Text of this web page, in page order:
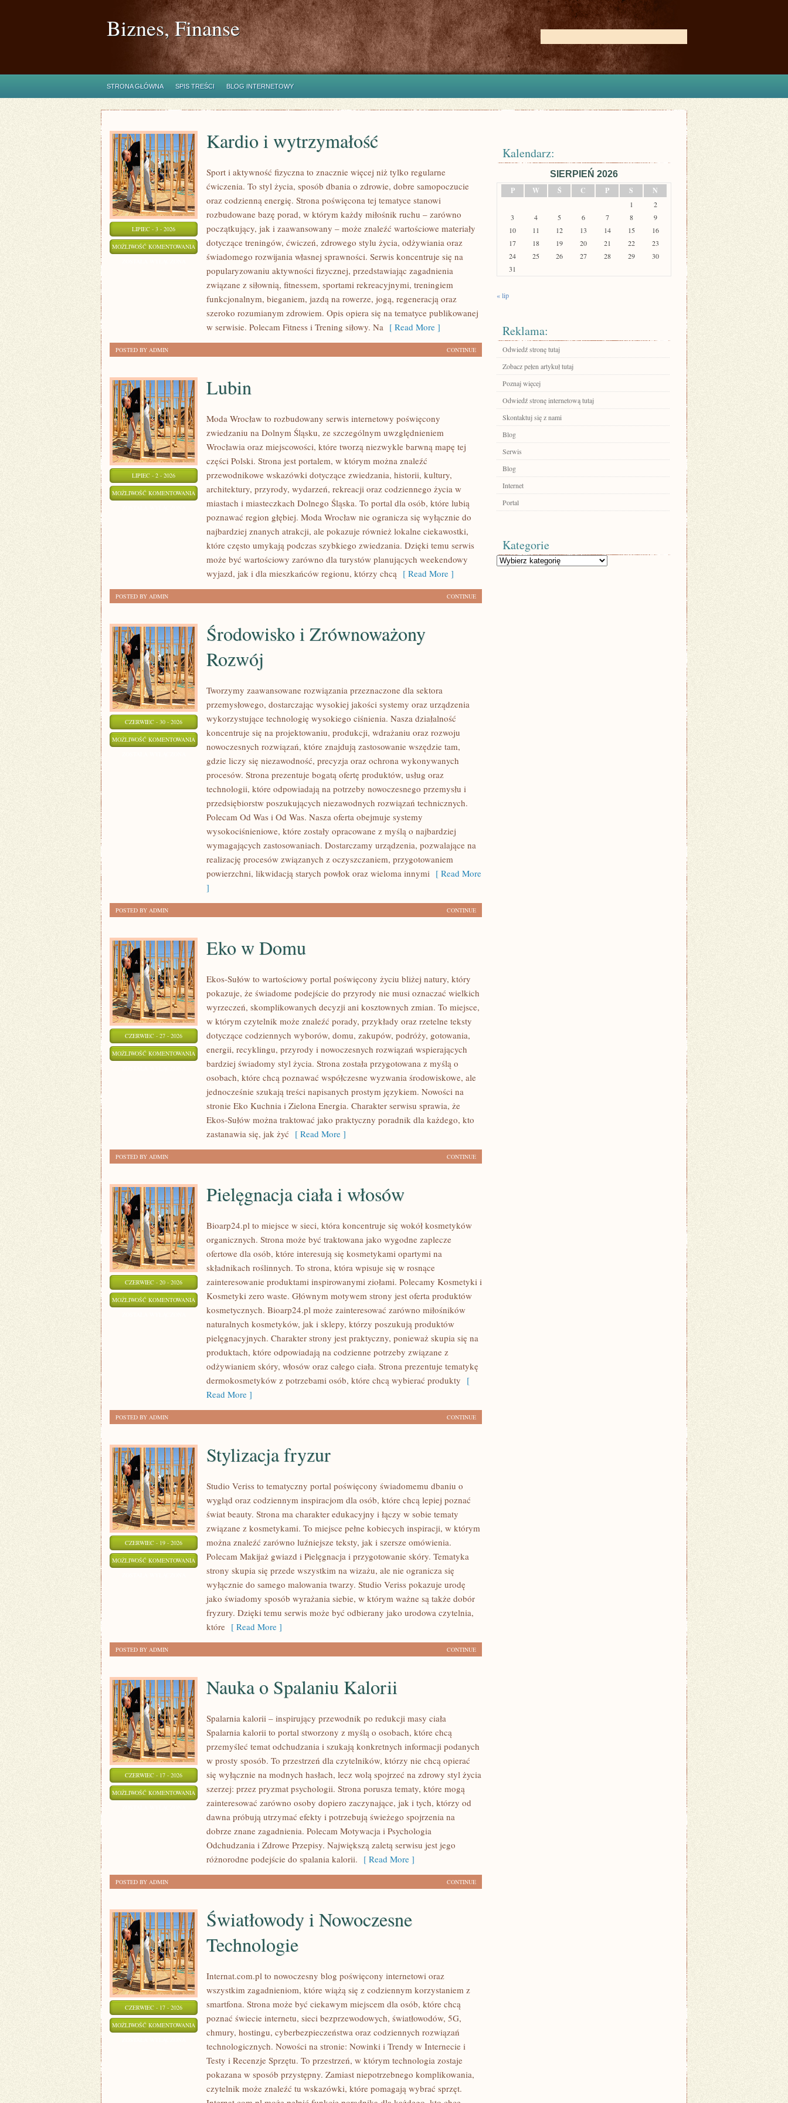
Biznes, Finanse
STRONA GŁÓWNA SPIS TREŚCI BLOG INTERNETOWY
LIPIEC - 3 - 2026
MOŻLIWOŚĆ KOMENTOWANIA KARDIO
WYTRZYMAŁOŚĆ
Kardio i wytrzymałość
Sport i aktywność fizyczna to znacznie więcej niż tylko regularne
ćwiczenia. To styl życia, sposób dbania o zdrowie, dobre samopoczucie
oraz codzienną energię. Strona poświęcona tej tematyce stanowi
rozbudowane bazę porad, w którym każdy miłośnik ruchu – zarówno
początkujący, jak i zaawansowany – może znaleźć wartościowe materiały
dotyczące treningów, ćwiczeń, zdrowego stylu życia, odżywiania oraz
świadomego rozwijania własnej sprawności. Serwis koncentruje się na
popularyzowaniu aktywności fizycznej, przedstawiając zagadnienia
związane z siłownią, fitnessem, sportami rekreacyjnymi, treningiem
funkcjonalnym, bieganiem, jazdą na rowerze, jogą, regeneracją oraz
szeroko rozumianym zdrowiem. Opis opiera się na tematyce publikowanej
w serwisie. Polecam Fitness i Trening siłowy. Na [ Read More ]
CONTINUE
POSTED BY ADMIN
LIPIEC - 2 - 2026
MOŻLIWOŚĆ KOMENTOWANIA LUBIN
Lubin
Moda Wrocław to rozbudowany serwis internetowy poświęcony
zwiedzaniu na Dolnym Śląsku, ze szczególnym uwzględnieniem
Wrocławia oraz miejscowości, które tworzą niezwykle barwną mapę tej
części Polski. Strona jest portalem, w którym można znaleźć
przewodnikowe wskazówki dotyczące zwiedzania, historii, kultury,
architektury, przyrody, wydarzeń, rekreacji oraz codziennego życia w
miastach i miasteczkach Dolnego Śląska. To portal dla osób, które lubią
poznawać region głębiej. Moda Wrocław nie ogranicza się wyłącznie do
najbardziej znanych atrakcji, ale pokazuje również lokalne ciekawostki,
które często umykają podczas szybkiego zwiedzania. Dzięki temu serwis
może być wartościowy zarówno dla turystów planujących weekendowy
wyjazd, jak i dla mieszkańców regionu, którzy chcą [ Read More ]
CONTINUE
POSTED BY ADMIN
CZERWIEC - 30 - 2026
MOŻLIWOŚĆ KOMENTOWANIA
ZRÓWNOWAŻONY
Środowisko i Zrównoważony
Rozwój
Tworzymy zaawansowane rozwiązania przeznaczone dla sektora
przemysłowego, dostarczając wysokiej jakości systemy oraz urządzenia
wykorzystujące technologię wysokiego ciśnienia. Nasza działalność
koncentruje się na projektowaniu, produkcji, wdrażaniu oraz rozwoju
nowoczesnych rozwiązań, które znajdują zastosowanie wszędzie tam,
gdzie liczy się niezawodność, precyzja oraz ochrona wykonywanych
procesów. Strona prezentuje bogatą ofertę produktów, usług oraz
technologii, które odpowiadają na potrzeby nowoczesnego przemysłu i
przedsiębiorstw poszukujących niezawodnych rozwiązań technicznych.
Polecam Od Was i Od Was. Nasza oferta obejmuje systemy
wysokociśnieniowe, które zostały opracowane z myślą o najbardziej
wymagających zastosowaniach. Dostarczamy urządzenia, pozwalające na
realizację procesów związanych z oczyszczaniem, przygotowaniem
powierzchni, likwidacją starych powłok oraz wieloma innymi [ Read More
]
CONTINUE
POSTED BY ADMIN
CZERWIEC - 27 - 2026
MOŻLIWOŚĆ KOMENTOWANIA
DOMU
Eko w Domu
Ekos-Sułów to wartościowy portal poświęcony życiu bliżej natury, który
pokazuje, że świadome podejście do przyrody nie musi oznaczać wielkich
wyrzeczeń, skomplikowanych decyzji ani kosztownych zmian. To miejsce,
w którym czytelnik może znaleźć porady, przykłady oraz rzetelne teksty
dotyczące codziennych wyborów, domu, zakupów, podróży, gotowania,
energii, recyklingu, przyrody i nowoczesnych rozwiązań wspierających
bardziej świadomy styl życia. Strona została przygotowana z myślą o
osobach, które chcą poznawać współczesne wyzwania środowiskowe, ale
jednocześnie szukają treści napisanych prostym językiem. Nowości na
stronie Eko Kuchnia i Zielona Energia. Charakter serwisu sprawia, że
Ekos-Sułów można traktować jako praktyczny poradnik dla każdego, kto
zastanawia się, jak żyć [ Read More ]
CONTINUE
POSTED BY ADMIN
CZERWIEC - 20 - 2026
MOŻLIWOŚĆ KOMENTOWANIA PIELĘGNACJA
CIAŁA
WŁOSÓW
Pielęgnacja ciała i włosów
Bioarp24.pl to miejsce w sieci, która koncentruje się wokół kosmetyków
organicznych. Strona może być traktowana jako wygodne zaplecze
ofertowe dla osób, które interesują się kosmetykami opartymi na
składnikach roślinnych. To strona, która wpisuje się w rosnące
zainteresowanie produktami inspirowanymi ziołami. Polecamy Kosmetyki i
Kosmetyki zero waste. Głównym motywem strony jest oferta produktów
kosmetycznych. Bioarp24.pl może zainteresować zarówno miłośników
naturalnych kosmetyków, jak i sklepy, którzy poszukują produktów
pielęgnacyjnych. Charakter strony jest praktyczny, ponieważ skupia się na
produktach, które odpowiadają na codzienne potrzeby związane z
odżywianiem skóry, włosów oraz całego ciała. Strona prezentuje tematykę
dermokosmetyków z potrzebami osób, które chcą wybierać produkty [
Read More ]
CONTINUE
POSTED BY ADMIN
CZERWIEC - 19 - 2026
MOŻLIWOŚĆ KOMENTOWANIA STYLIZACJA
FRYZUR
Stylizacja fryzur
Studio Veriss to tematyczny portal poświęcony świadomemu dbaniu o
wygląd oraz codziennym inspiracjom dla osób, które chcą lepiej poznać
świat beauty. Strona ma charakter edukacyjny i łączy w sobie tematy
związane z kosmetykami. To miejsce pełne kobiecych inspiracji, w którym
można znaleźć zarówno luźniejsze teksty, jak i szersze omówienia.
Polecam Makijaż gwiazd i Pielęgnacja i przygotowanie skóry. Tematyka
strony skupia się przede wszystkim na wizażu, ale nie ogranicza się
wyłącznie do samego malowania twarzy. Studio Veriss pokazuje urodę
jako świadomy sposób wyrażania siebie, w którym ważne są także dobór
fryzury. Dzięki temu serwis może być odbierany jako urodowa czytelnia,
które [ Read More ]
CONTINUE
POSTED BY ADMIN
CZERWIEC - 17 - 2026
MOŻLIWOŚĆ KOMENTOWANIA NAUKA
SPALANIU
KALORII
Nauka o Spalaniu Kalorii
Spalarnia kalorii – inspirujący przewodnik po redukcji masy ciała
Spalarnia kalorii to portal stworzony z myślą o osobach, które chcą
przemyśleć temat odchudzania i szukają konkretnych informacji podanych
w prosty sposób. To przestrzeń dla czytelników, którzy nie chcą opierać
się wyłącznie na modnych hasłach, lecz wolą spojrzeć na zdrowy styl życia
szerzej: przez pryzmat psychologii. Strona porusza tematy, które mogą
zainteresować zarówno osoby dopiero zaczynające, jak i tych, którzy od
dawna próbują utrzymać efekty i potrzebują świeżego spojrzenia na
dobrze znane zagadnienia. Polecam Motywacja i Psychologia
Odchudzania i Zdrowe Przepisy. Największą zaletą serwisu jest jego
różnorodne podejście do spalania kalorii. [ Read More ]
CONTINUE
POSTED BY ADMIN
CZERWIEC - 17 - 2026
MOŻLIWOŚĆ KOMENTOWANIA ŚWIATŁOWODY
TECHNOLOGIE
Światłowody i Nowoczesne
Technologie
Internat.com.pl to nowoczesny blog poświęcony internetowi oraz
wszystkim zagadnieniom, które wiążą się z codziennym korzystaniem z
smartfona. Strona może być ciekawym miejscem dla osób, które chcą
poznać świecie internetu, sieci bezprzewodowych, światłowodów, 5G,
chmury, hostingu, cyberbezpieczeństwa oraz codziennych rozwiązań
technologicznych. Nowości na stronie: Nowinki i Trendy w Internecie i
Testy i Recenzje Sprzętu. To przestrzeń, w którym technologia zostaje
pokazana w sposób przystępny. Zamiast niepotrzebnego komplikowania,
czytelnik może znaleźć tu wskazówki, które pomagają wybrać sprzęt.
Kalendarz:
SIERPIEŃ 2026
P
W Ś C P S N
1
2
3
4 5 6 7 8
9
10
11 12 13 14 15
16
17
18 19 20 21 22
23
24
25 26 27 28 29
30
31
« lip
Reklama:
Odwiedź stronę tutaj
Zobacz pełen artykuł tutaj
Poznaj więcej
Odwiedź stronę internetową tutaj
Skontaktuj się z nami
Blog
Serwis
Blog
Internet
Portal
Kategorie
Kategorie